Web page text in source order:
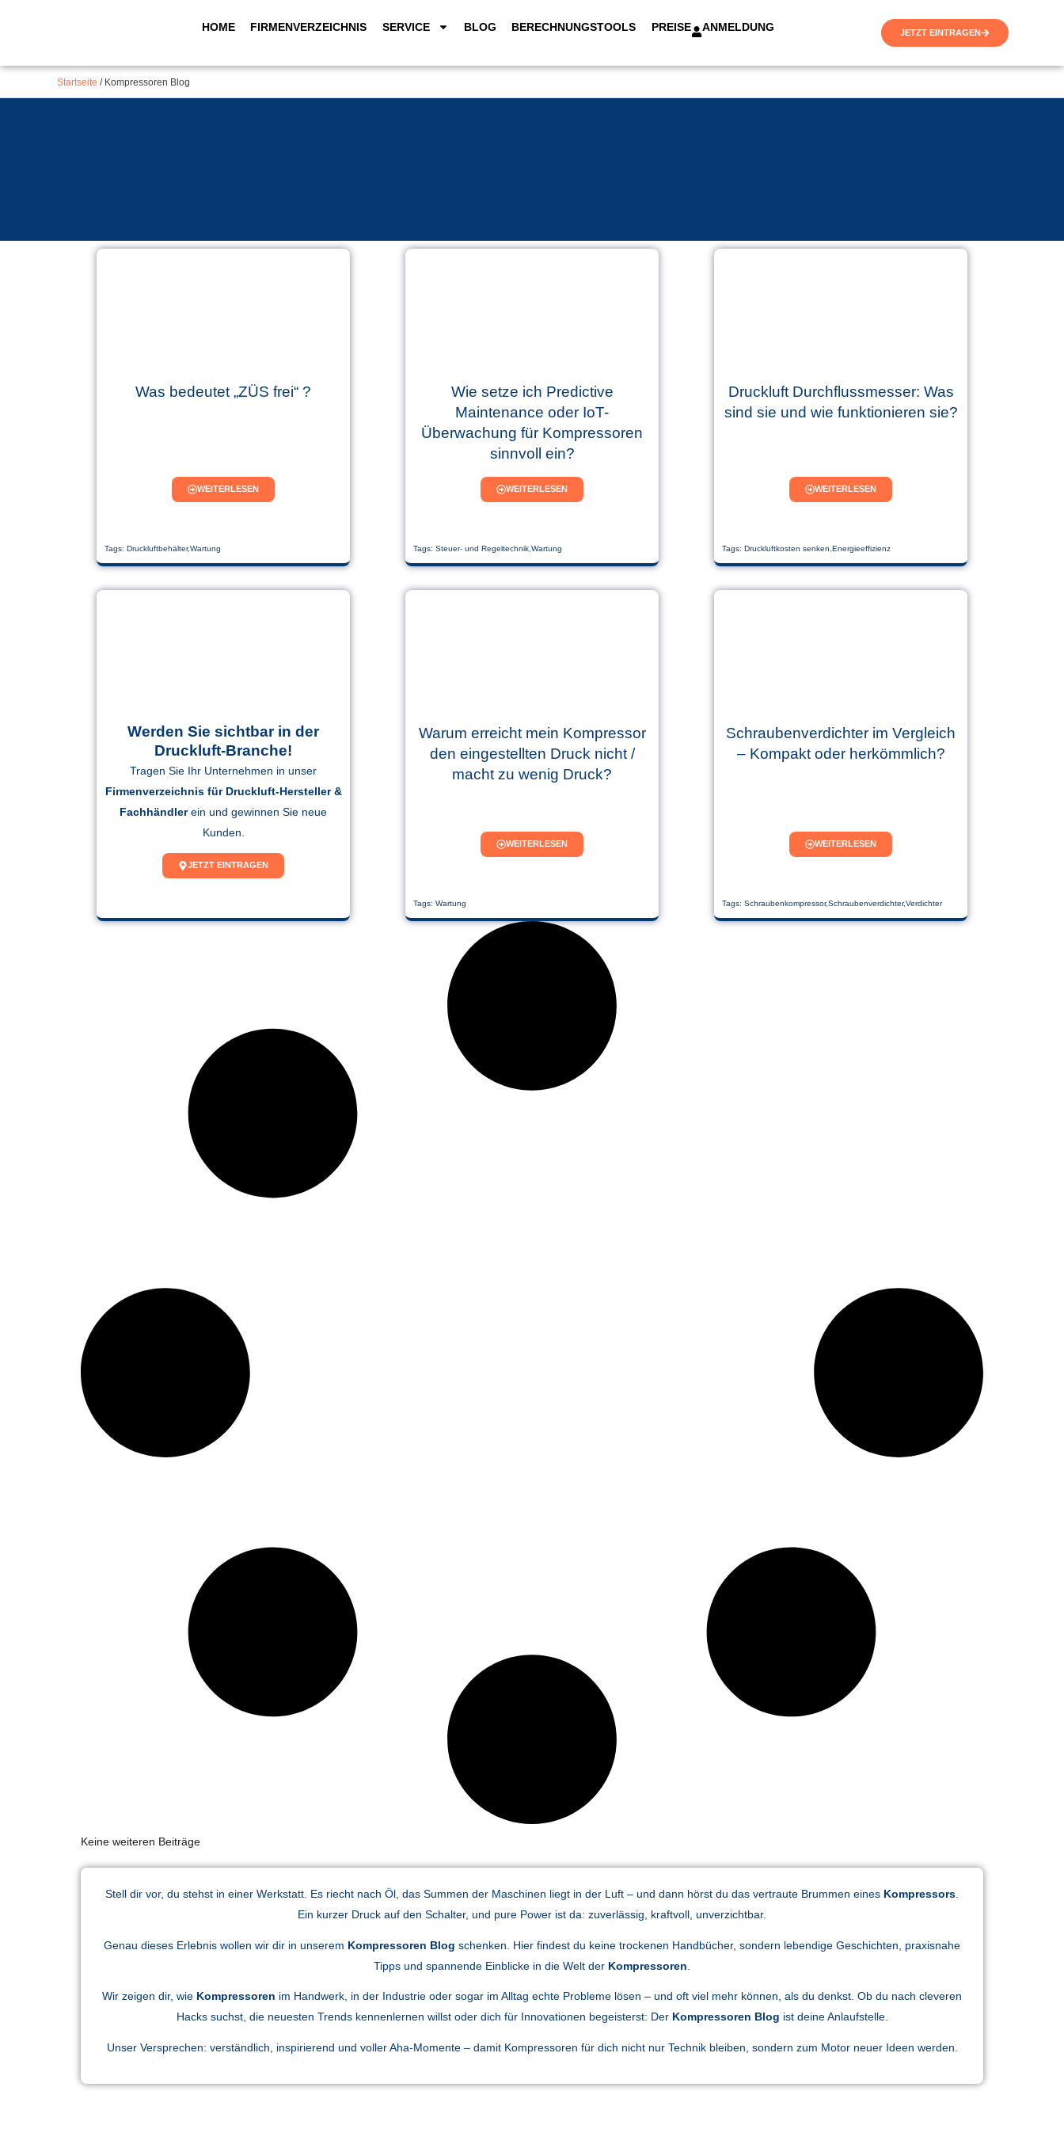
HOME FIRMENVERZEICHNIS SERVICE BLOG BERECHNUNGSTOOLS PREISE ANMELDUNG JETZT EINTRAGEN
Startseite / Kompressoren Blog
Was bedeutet „ZÜS frei“ ?
WEITERLESEN
Tags: Druckluftbehälter,Wartung
Wie setze ich Predictive
Maintenance oder IoT-
Überwachung für Kompressoren
sinnvoll ein?
WEITERLESEN
Tags: Steuer- und Regeltechnik Wartung
Druckluft Durchflussmesser: Was
sind sie und wie funktionieren sie?
WEITERLESEN
Tags: Druckluftkosten senken Energieeffizienz
Werden Sie sichtbar in der
Druckluft-Branche!
Tragen Sie Ihr Unternehmen in unser
Firmenverzeichnis für Druckluft-Hersteller &
Fachhändlerein und gewinnen Sie neue
Kunden.
JETZT EINTRAGEN
Warum erreicht mein Kompressor
den eingestellten Druck nicht /
macht zu wenig Druck?
WEITERLESEN
Tags: Wartung
Schraubenverdichter im Vergleich
– Kompakt oder herkömmlich?
WEITERLESEN
Tags: Schraubenkompressor,Schraubenverdichter,Verdichter
Keine weiteren Beiträge
Stell dir vor, du stehst in einer Werkstatt. Es riecht nach Öl, das Summen der Maschinen liegt in der Luft – und dann hörst du das vertraute Brummen eines Kompressors
Ein kurzer Druck auf den Schalter, und pure Power ist da: zuverlässig, kraftvoll, unverzichtbar.
Genau dieses Erlebnis wollen wir dir in unserem Kompressoren Blog schenken. Hier findest du keine trockenen Handbücher, sondern lebendige Geschichten, praxisnahe
Tipps und spannende Einblicke in die Welt der Kompressoren
Wir zeigen dir, wie Kompressoren im Handwerk, in der Industrie oder sogar im Alltag echte Probleme lösen – und oft viel mehr können, als du denkst. Ob du nach cleveren
Hacks suchst, die neuesten Trends kennenlernen willst oder dich für Innovationen begeisterst: Der Kompressoren Blog ist deine Anlaufstelle.
Unser Versprechen: verständlich, inspirierend und voller Aha-Momente – damit Kompressoren für dich nicht nur Technik bleiben, sondern zum Motor neuer Ideen werden.